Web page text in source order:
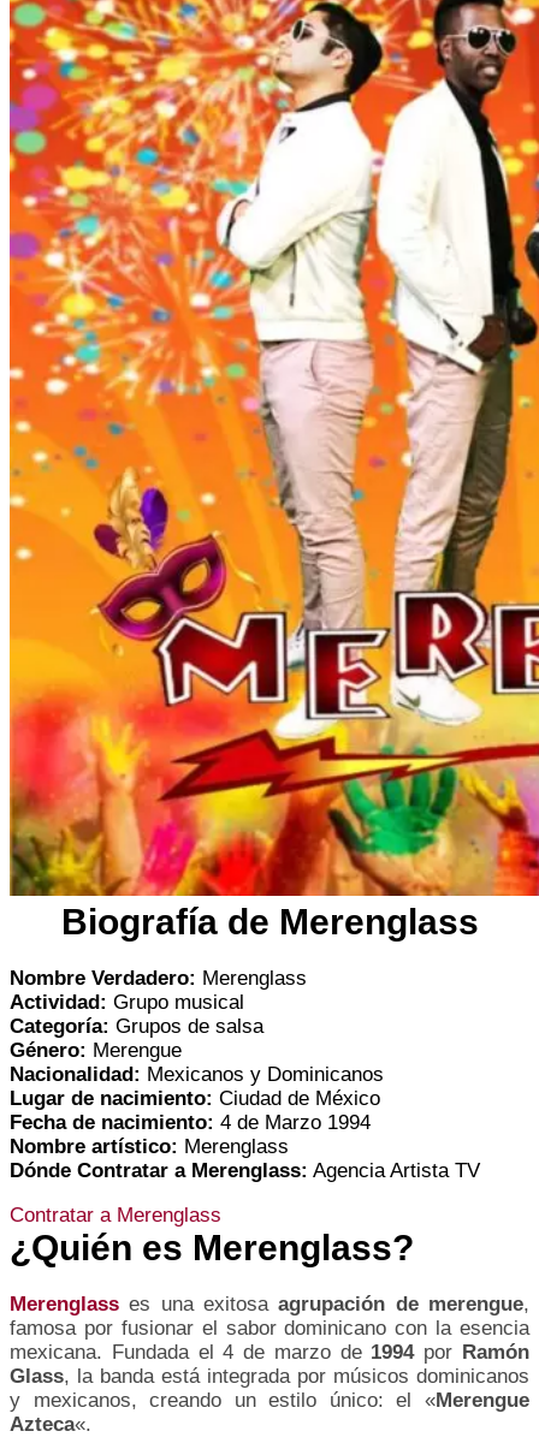
Biografía de Merenglass
Nombre Verdadero: Merenglass
Actividad: Grupo musical
Categoría: Grupos de salsa
Género: Merengue
Nacionalidad: Mexicanos y Dominicanos
Lugar de nacimiento: Ciudad de México
Fecha de nacimiento: 4 de Marzo 1994
Nombre artístico: Merenglass
Dónde Contratar a Merenglass: Agencia Artista TV
Contratar a Merenglass
¿Quién es Merenglass?
Merenglass es una exitosaagrupación de merengue,
famosa por fusionar el sabor dominicano con la esencia
mexicana. Fundada el 4 de marzo de 1994por Ramón
Glass, la banda está integrada por músicos dominicanos
y mexicanos, creando un estilo único: el «Merengue
Azteca«.